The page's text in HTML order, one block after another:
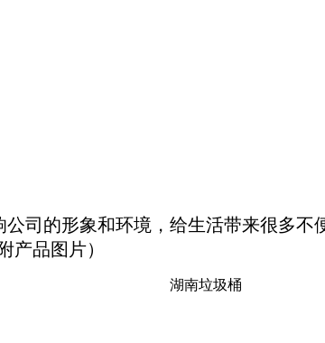
司的形象和环境，给生活带来很多
产品图片）